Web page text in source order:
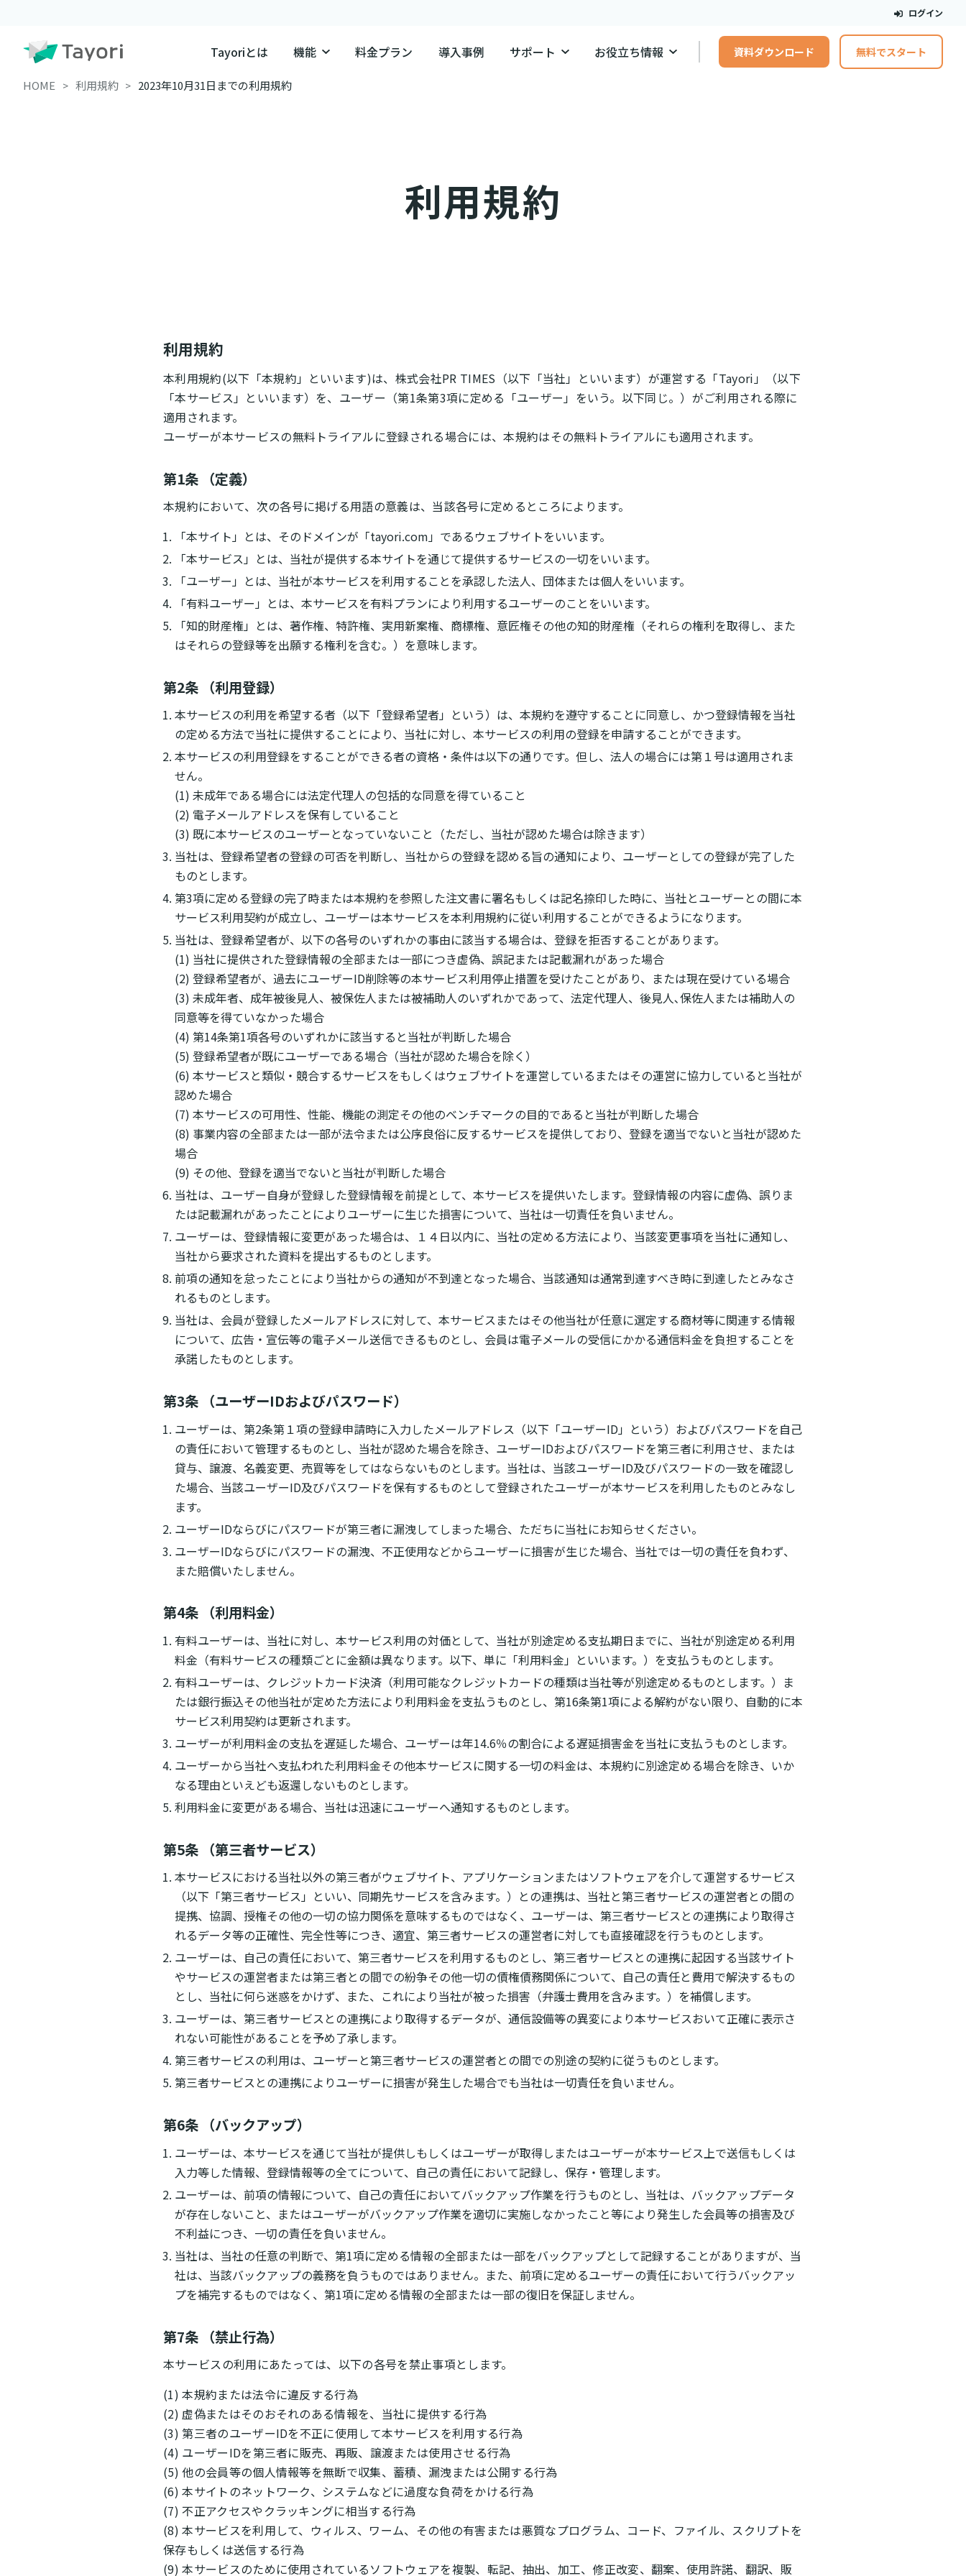
ログイン
Tayoriとは 機能 料金プラン 導入事例 サポート お役立ち情報 資料ダウンロード 無料でスタート
HOME 利用規約 2023年10月31日までの利用規約
利用規約
利用規約
本利用規約(以下「本規約」といいます)は、株式会社PR TIMES（以下「当社」といいます）が運営する「Tayori」（以下
「本サービス」といいます）を、ユーザー（第1条第3項に定める「ユーザー」をいう。以下同じ。）がご利用される際に
適用されます。
ユーザーが本サービスの無料トライアルに登録される場合には、本規約はその無料トライアルにも適用されます。
第1条 （定義）
本規約において、次の各号に掲げる用語の意義は、当該各号に定めるところによります。
「本サイト」とは、そのドメインが「tayori.com」であるウェブサイトをいいます。
「本サービス」とは、当社が提供する本サイトを通じて提供するサービスの一切をいいます。
「ユーザー」とは、当社が本サービスを利用することを承認した法人、団体または個人をいいます。
「有料ユーザー」とは、本サービスを有料プランにより利用するユーザーのことをいいます。
「知的財産権」とは、著作権、特許権、実用新案権、商標権、意匠権その他の知的財産権（それらの権利を取得し、また
はそれらの登録等を出願する権利を含む。）を意味します。
第2条 （利用登録）
本サービスの利用を希望する者（以下「登録希望者」という）は、本規約を遵守することに同意し、かつ登録情報を当社
の定める方法で当社に提供することにより、当社に対し、本サービスの利用の登録を申請することができます。
本サービスの利用登録をすることができる者の資格・条件は以下の通りです。但し、法人の場合には第１号は適用されま
せん。
(1) 未成年である場合には法定代理人の包括的な同意を得ていること
(2) 電子メールアドレスを保有していること
(3) 既に本サービスのユーザーとなっていないこと（ただし、当社が認めた場合は除きます）
当社は、登録希望者の登録の可否を判断し、当社からの登録を認める旨の通知により、ユーザーとしての登録が完了した
ものとします。
第3項に定める登録の完了時または本規約を参照した注文書に署名もしくは記名捺印した時に、当社とユーザーとの間に本
サービス利用契約が成立し、ユーザーは本サービスを本利用規約に従い利用することができるようになります。
当社は、登録希望者が、以下の各号のいずれかの事由に該当する場合は、登録を拒否することがあります。
(1) 当社に提供された登録情報の全部または一部につき虚偽、誤記または記載漏れがあった場合
(2) 登録希望者が、過去にユーザーID削除等の本サービス利用停止措置を受けたことがあり、または現在受けている場合
(3) 未成年者、成年被後見人、被保佐人または被補助人のいずれかであって、法定代理人、後見人､保佐人または補助人の
同意等を得ていなかった場合
(4) 第14条第1項各号のいずれかに該当すると当社が判断した場合
(5) 登録希望者が既にユーザーである場合（当社が認めた場合を除く）
(6) 本サービスと類似・競合するサービスをもしくはウェブサイトを運営しているまたはその運営に協力していると当社が
認めた場合
(7) 本サービスの可用性、性能、機能の測定その他のベンチマークの目的であると当社が判断した場合
(8) 事業内容の全部または一部が法令または公序良俗に反するサービスを提供しており、登録を適当でないと当社が認めた
場合
(9) その他、登録を適当でないと当社が判断した場合
当社は、ユーザー自身が登録した登録情報を前提として、本サービスを提供いたします。登録情報の内容に虚偽、誤りま
たは記載漏れがあったことによりユーザーに生じた損害について、当社は一切責任を負いません。
ユーザーは、登録情報に変更があった場合は、１４日以内に、当社の定める方法により、当該変更事項を当社に通知し、
当社から要求された資料を提出するものとします。
前項の通知を怠ったことにより当社からの通知が不到達となった場合、当該通知は通常到達すべき時に到達したとみなさ
れるものとします。
当社は、会員が登録したメールアドレスに対して、本サービスまたはその他当社が任意に選定する商材等に関連する情報
について、広告・宣伝等の電子メール送信できるものとし、会員は電子メールの受信にかかる通信料金を負担することを
承諾したものとします。
第3条 （ユーザーIDおよびパスワード）
ユーザーは、第2条第１項の登録申請時に入力したメールアドレス（以下「ユーザーID」という）およびパスワードを自己
の責任において管理するものとし、当社が認めた場合を除き、ユーザーIDおよびパスワードを第三者に利用させ、または
貸与、譲渡、名義変更、売買等をしてはならないものとします。当社は、当該ユーザーID及びパスワードの一致を確認し
た場合、当該ユーザーID及びパスワードを保有するものとして登録されたユーザーが本サービスを利用したものとみなし
ます。
ユーザーIDならびにパスワードが第三者に漏洩してしまった場合、ただちに当社にお知らせください。
ユーザーIDならびにパスワードの漏洩、不正使用などからユーザーに損害が生じた場合、当社では一切の責任を負わず、
また賠償いたしません。
第4条 （利用料金）
有料ユーザーは、当社に対し、本サービス利用の対価として、当社が別途定める支払期日までに、当社が別途定める利用
料金（有料サービスの種類ごとに金額は異なります。以下、単に「利用料金」といいます。）を支払うものとします。
有料ユーザーは、クレジットカード決済（利用可能なクレジットカードの種類は当社等が別途定めるものとします。）ま
たは銀行振込その他当社が定めた方法により利用料金を支払うものとし、第16条第1項による解約がない限り、自動的に本
サービス利用契約は更新されます。
ユーザーが利用料金の支払を遅延した場合、ユーザーは年14.6％の割合による遅延損害金を当社に支払うものとします。
ユーザーから当社へ支払われた利用料金その他本サービスに関する一切の料金は、本規約に別途定める場合を除き、いか
なる理由といえども返還しないものとします。
利用料金に変更がある場合、当社は迅速にユーザーへ通知するものとします。
第5条 （第三者サービス）
本サービスにおける当社以外の第三者がウェブサイト、アプリケーションまたはソフトウェアを介して運営するサービス
（以下「第三者サービス」といい、同期先サービスを含みます。）との連携は、当社と第三者サービスの運営者との間の
提携、協調、授権その他の一切の協力関係を意味するものではなく、ユーザーは、第三者サービスとの連携により取得さ
れるデータ等の正確性、完全性等につき、適宜、第三者サービスの運営者に対しても直接確認を行うものとします。
ユーザーは、自己の責任において、第三者サービスを利用するものとし、第三者サービスとの連携に起因する当該サイト
やサービスの運営者または第三者との間での紛争その他一切の債権債務関係について、自己の責任と費用で解決するもの
とし、当社に何ら迷惑をかけず、また、これにより当社が被った損害（弁護士費用を含みます。）を補償します。
ユーザーは、第三者サービスとの連携により取得するデータが、通信設備等の異変により本サービスおいて正確に表示さ
れない可能性があることを予め了承します。
第三者サービスの利用は、ユーザーと第三者サービスの運営者との間での別途の契約に従うものとします。
第三者サービスとの連携によりユーザーに損害が発生した場合でも当社は一切責任を負いません。
第6条 （バックアップ）
ユーザーは、本サービスを通じて当社が提供しもしくはユーザーが取得しまたはユーザーが本サービス上で送信もしくは
入力等した情報、登録情報等の全てについて、自己の責任において記録し、保存・管理します。
ユーザーは、前項の情報について、自己の責任においてバックアップ作業を行うものとし、当社は、バックアップデータ
が存在しないこと、またはユーザーがバックアップ作業を適切に実施しなかったこと等により発生した会員等の損害及び
不利益につき、一切の責任を負いません。
当社は、当社の任意の判断で、第1項に定める情報の全部または一部をバックアップとして記録することがありますが、当
社は、当該バックアップの義務を負うものではありません。また、前項に定めるユーザーの責任において行うバックアッ
プを補完するものではなく、第1項に定める情報の全部または一部の復旧を保証しません。
第7条 （禁止行為）
本サービスの利用にあたっては、以下の各号を禁止事項とします。
(1) 本規約または法令に違反する行為
(2) 虚偽またはそのおそれのある情報を、当社に提供する行為
(3) 第三者のユーザーIDを不正に使用して本サービスを利用する行為
(4) ユーザーIDを第三者に販売、再販、譲渡または使用させる行為
(5) 他の会員等の個人情報等を無断で収集、蓄積、漏洩または公開する行為
(6) 本サイトのネットワーク、システムなどに過度な負荷をかける行為
(7) 不正アクセスやクラッキングに相当する行為
(8) 本サービスを利用して、ウィルス、ワーム、その他の有害または悪質なプログラム、コード、ファイル、スクリプトを
保存もしくは送信する行為
(9) 本サービスのために使用されているソフトウェアを複製、転記、抽出、加工、修正改変、翻案、使用許諾、翻訳、販